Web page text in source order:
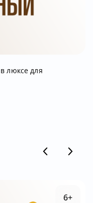
люксе для
6+